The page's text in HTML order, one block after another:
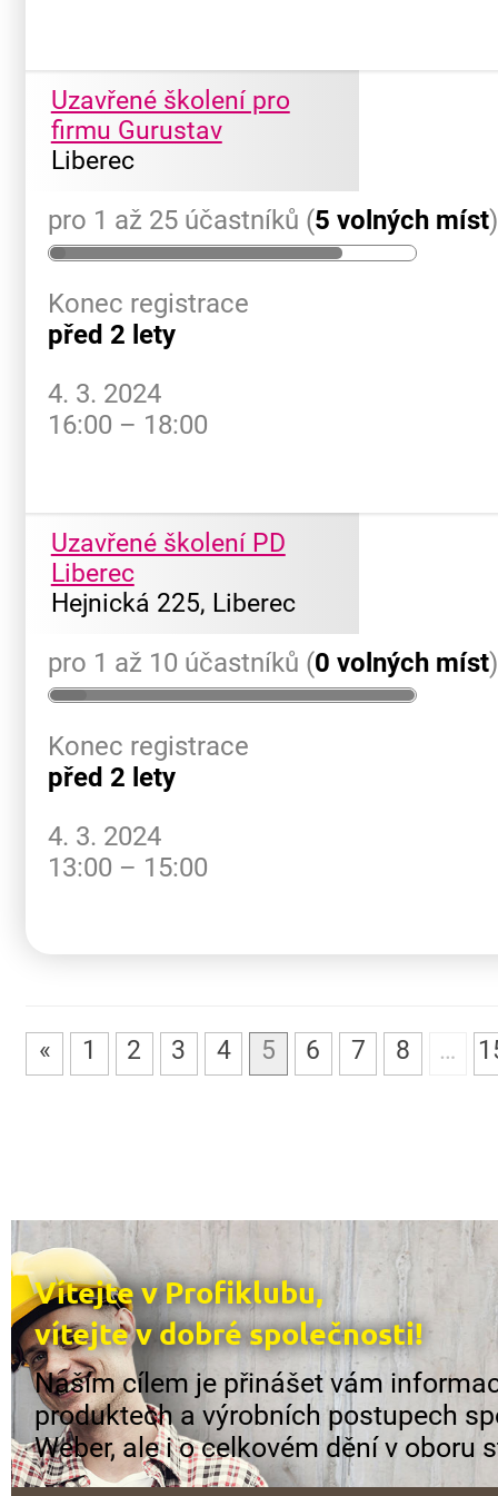
Uzavřené školení pro
firmu Gurustav
Liberec
pro 1 až 25 účastníků (5 volných míst)
Konec registrace
před 2 lety
4. 3. 2024
16:00 – 18:00
Uzavřené školení PD
Liberec
Hejnická 225, Liberec
pro 1 až 10 účastníků (0 volných míst)
Konec registrace
před 2 lety
4. 3. 2024
13:00 – 15:00
« 1 2 3 4 5 6 7 8 …
Vítejte v Profiklubu,
vítejte v dobré společnosti!
Naším cílem je přinášet vám
produktech a výrobních postupech
Weber, ale i o celkovém dění v oboru